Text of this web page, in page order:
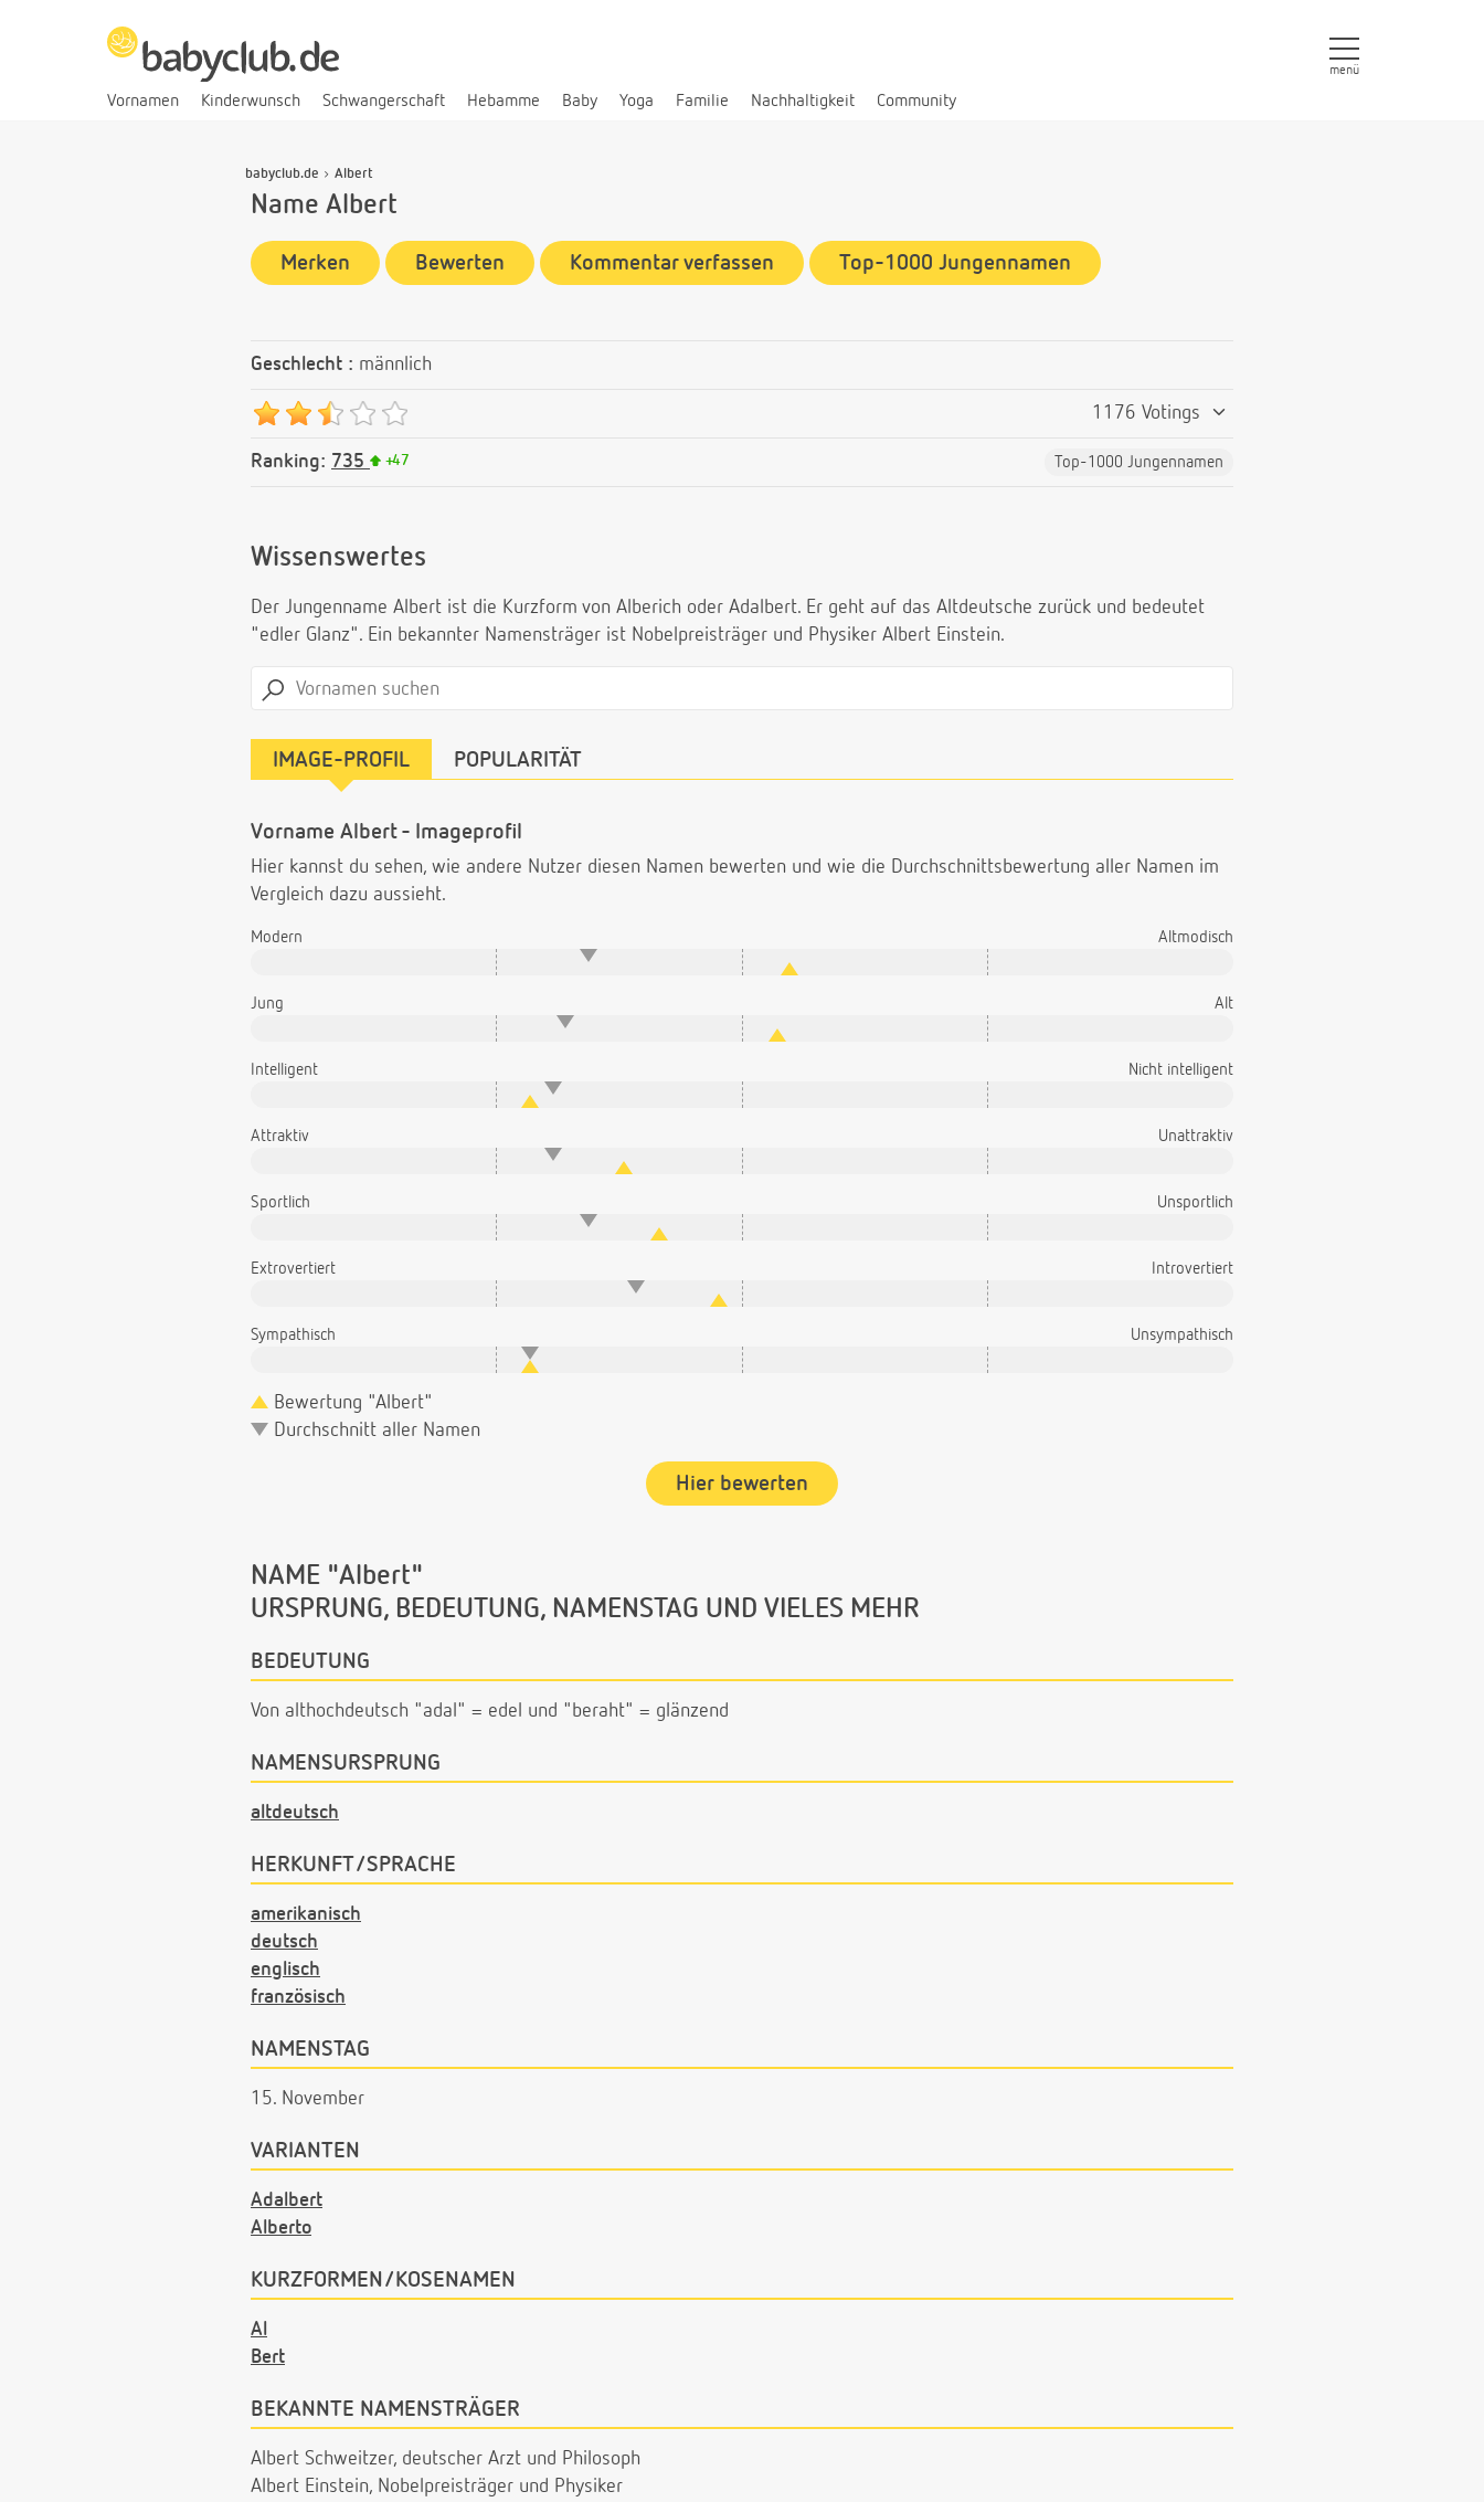
Vornamen Kinderwunsch Schwangerschaft Hebamme Baby Yoga Familie Nachhaltigkeit Community
menü
babyclub.de Albert
Name Albert
Merken Bewerten Kommentar verfassen Top-1000 Jungennamen
Geschlecht : männlich
1176 Votings
Ranking: 735 +47 Top-1000 Jungennamen
Wissenswertes
Der Jungenname Albert ist die Kurzform von Alberich oder Adalbert. Er geht auf das Altdeutsche zurück und bedeutet
"edler Glanz". Ein bekannter Namensträger ist Nobelpreisträger und Physiker Albert Einstein.
IMAGE-PROFIL POPULARITÄT
Vorname Albert - Imageprofil
Hier kannst du sehen, wie andere Nutzer diesen Namen bewerten und wie die Durchschnittsbewertung aller Namen im
Vergleich dazu aussieht.
Modern Altmodisch
Jung Alt
Intelligent Nicht intelligent
Attraktiv Unattraktiv
Sportlich Unsportlich
Extrovertiert Introvertiert
Sympathisch Unsympathisch
Bewertung "Albert"
Durchschnitt aller Namen
Hier bewerten
NAME "Albert"
URSPRUNG, BEDEUTUNG, NAMENSTAG UND VIELES MEHR
BEDEUTUNG
Von althochdeutsch "adal" = edel und "beraht" = glänzend
NAMENSURSPRUNG
altdeutsch
HERKUNFT/SPRACHE
amerikanisch
deutsch
englisch
französisch
NAMENSTAG
15. November
VARIANTEN
Adalbert
Alberto
KURZFORMEN/KOSENAMEN
Al
Bert
BEKANNTE NAMENSTRÄGER
Albert Schweitzer, deutscher Arzt und Philosoph
Albert Einstein, Nobelpreisträger und Physiker